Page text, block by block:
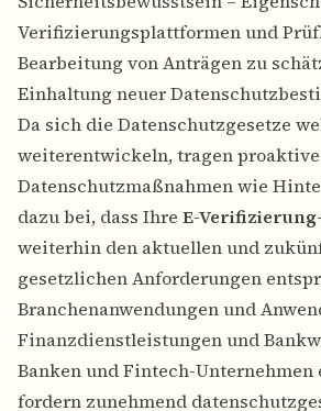
Verifizierungsplattformen und
Bearbeitung von Anträgen zu
Einhaltung neuer
Da sich die Datenschutzgesetze
weiterentwickeln, tragen proaktive
Datenschutzmaßnahmen wie
dazu bei, dass Ihre E-Verifizierung
weiterhin den aktuellen und
gesetzlichen Anforderungen
Branchenanwendungen und
Finanzdienstleistungen und
Banken und Fintech-Unternehmen
fordern zunehmend